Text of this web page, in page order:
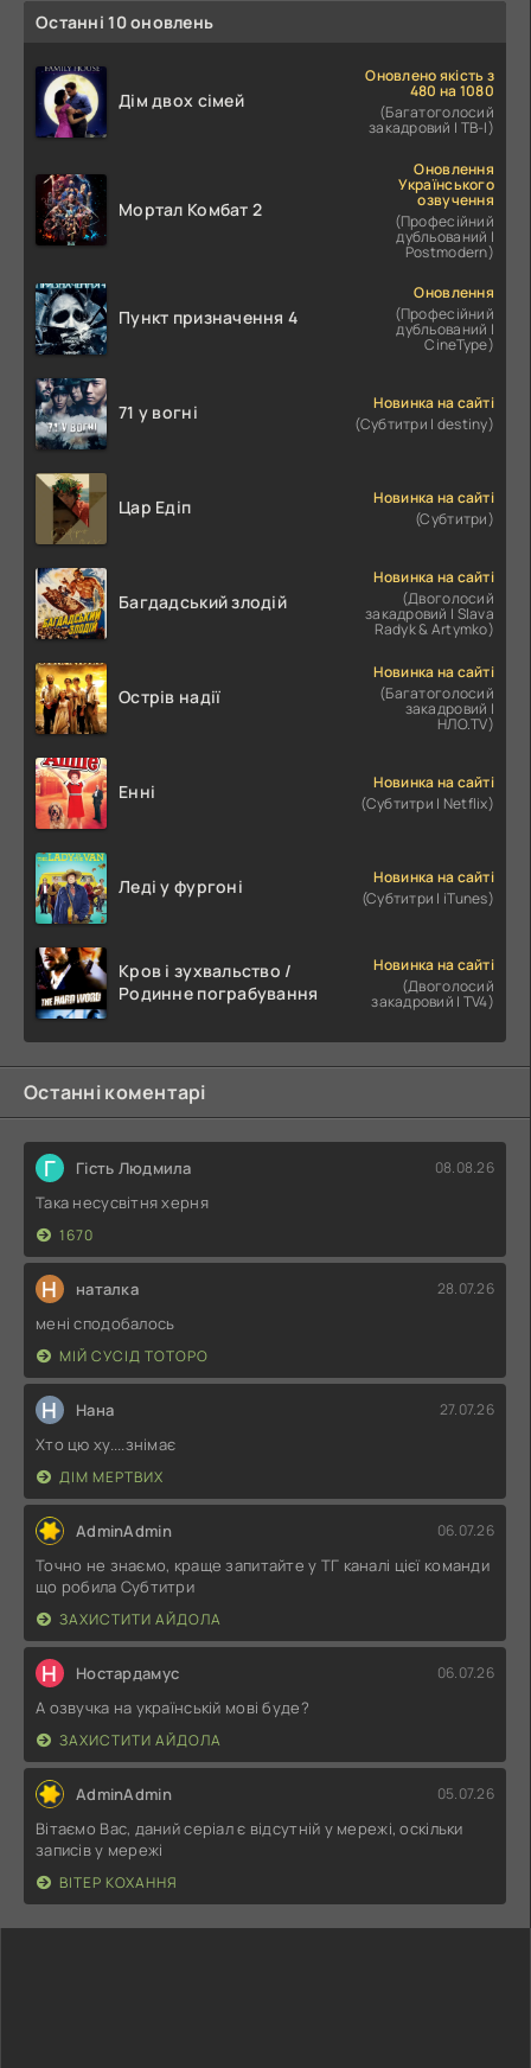
Останні 10 оновлень
Дім двох сімей
Оновлено якість з
480 на 1080
(Багатоголосий
закадровий | ТВ-І)
Мортал Комбат 2
Оновлення
Українського
озвучення
(Професійний
дубльований |
Postmodern)
Пункт призначення 4
Оновлення
(Професійний
дубльований |
CineType)
71 у вогні
Новинка на сайті
(Субтитри | destiny)
Цар Едіп
Новинка на сайті
(Субтитри)
Багдадський злодій
Новинка на сайті
(Двоголосий
закадровий | Slava
Radyk & Artymko)
Острів надії
Новинка на сайті
(Багатоголосий
закадровий |
НЛО.TV)
Енні
Новинка на сайті
(Субтитри | Netflix)
Леді у фургоні
Новинка на сайті
(Субтитри | iTunes)
Кров і зухвальство /
Родинне пограбування
Новинка на сайті
(Двоголосий
закадровий | TV4)
Останні коментарі
Г Гість Людмила 08.08.26
Така несусвітня херня
1670
Н наталка 28.07.26
мені сподобалось
МІЙ СУСІД ТОТОРО
Н Нана 27.07.26
Хто цю ху....знімає
ДІМ МЕРТВИХ
AdminAdmin 06.07.26
Точно не знаємо, краще запитайте у ТГ каналі цієї команди
що робила Субтитри
ЗАХИСТИТИ АЙДОЛА
Н Ностардамус 06.07.26
А озвучка на українській мові буде?
ЗАХИСТИТИ АЙДОЛА
AdminAdmin 05.07.26
Вітаємо Вас, даний серіал є відсутній у мережі, оскільки
записів у мережі
ВІТЕР КОХАННЯ